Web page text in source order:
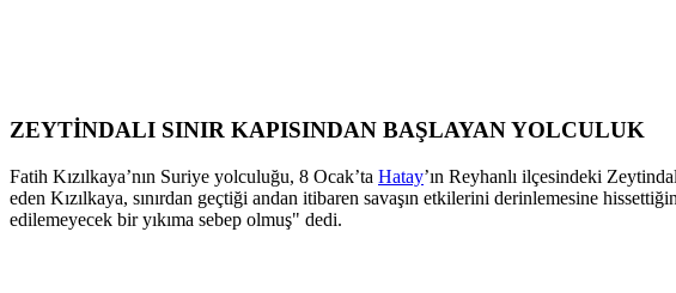
ZEYTİNDALI SINIR KAPISINDAN BAŞLAYAN YOLCULUK
Fatih Kızılkaya’nın Suriye yolculuğu, 8 Ocak’ta Hatay’ın Reyhanlı ilçesindeki
eden Kızılkaya, sınırdan geçtiği andan itibaren savaşın etkilerini derinlemesine
edilemeyecek bir yıkıma sebep olmuş" dedi.